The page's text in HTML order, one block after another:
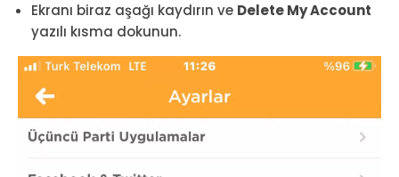
Ekranı biraz aşağı kaydırın ve Delete My Account
yazılı kısma dokunun.